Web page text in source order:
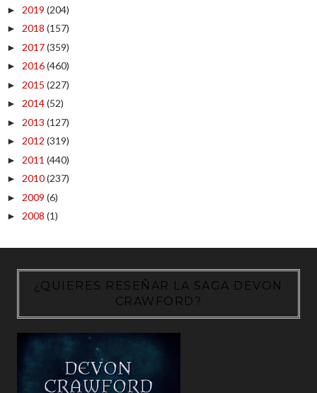
► 2019 (204)
► 2018 (157)
► 2017(359)
► 2016(460)
► 2015 (227)
► 2014(52)
► 2013 (127)
► 2012 (319)
► 2011 (440)
► 2010(237)
► 2009 (6)
► 2008 (1)
¿QUIERES RESEÑAR LA SAGA DEVON
CRAWFORD?